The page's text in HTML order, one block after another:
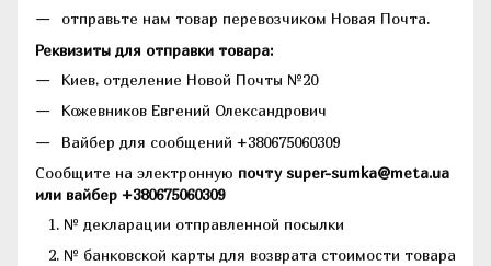
отправьте нам товар перевозчиком Новая Почта.
Реквизиты для отправки товара:
Киев, отделение Новой Почты №20
Кожевников Евгений Олександрович
Вайбер для сообщений +380675060309
Сообщите на электронную почту super-sumka@meta.ua
или вайбер +380675060309
№ декларации отправленной посылки
№ банковской карты для возврата стоимости товара